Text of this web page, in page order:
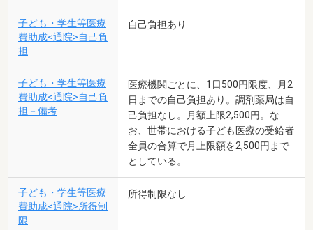
子ども・学生等医療
費助成<通院>自己負
担
自己負担あり
子ども・学生等医療
費助成<通院>自己負
担－備考
医療機関ごとに、1日500円限度、月2
日までの自己負担あり。調剤薬局は自
己負担なし。月額上限2,500円。な
お、世帯における子ども医療の受給者
全員の合算で月上限額を2,500円まで
としている。
子ども・学生等医療
費助成<通院>所得制
限
所得制限なし